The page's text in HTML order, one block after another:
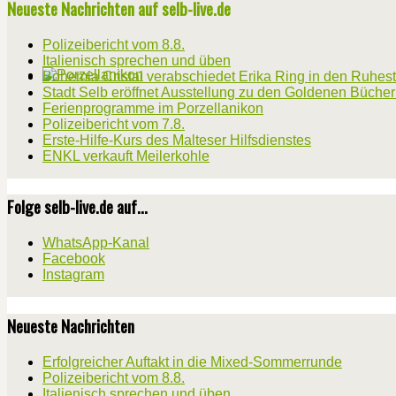
Neueste Nachrichten auf selb-live.de
Polizeibericht vom 8.8.
Italienisch sprechen und üben
Bohemia Cristal verabschiedet Erika Ring in den
Stadt Selb eröffnet Ausstellung zu den Goldenen
Ferienprogramme im Porzellanikon
Polizeibericht vom 7.8.
Erste-Hilfe-Kurs des Malteser Hilfsdienstes
ENKL verkauft Meilerkohle
Folge selb-live.de auf...
WhatsApp-Kanal
Facebook
Instagram
Neueste Nachrichten
Erfolgreicher Auftakt in die Mixed-Sommerrunde
Polizeibericht vom 8.8.